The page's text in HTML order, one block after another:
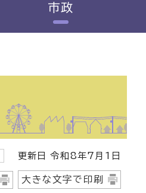
市政
更新日 令和8年7月1日
大きな文字で印刷